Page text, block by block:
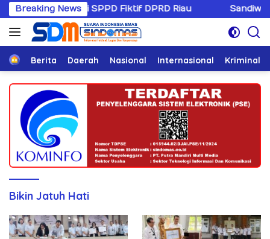
Langsung
ke
konten
Breaking News
SPPD Fiktif DPRD Riau Sandiwaranya
HomeBerita Daerah Nasional Internasional Kriminal
Bikin Jatuh Hati